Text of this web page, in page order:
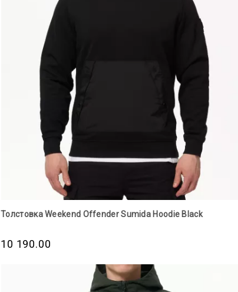
Толстовка Weekend Offender Sumida Hoodie Black
10 190.00